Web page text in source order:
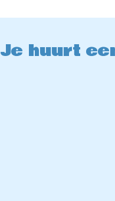
Je huurt